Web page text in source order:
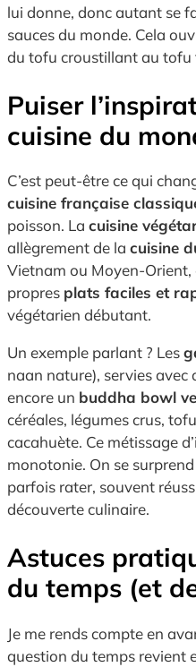
lui donne, donc autant se
sauces du monde. Cela
du tofu croustillant au tofu
Puiser
cuisine du
C’est peut-être ce qui
cuisine française
poisson. La cuisine
allègrement de la cuisine
Vietnam ou Moyen-Orient,
propres plats faciles et
végétarien débutant.
Un exemple parlant ? Les
naan nature), servies avec
encore un buddha bowl
céréales, légumes crus,
cacahuète. Ce métissage
monotonie. On se
parfois rater, souvent
découverte culinaire.
Astuces
du temps (et
Je me rends compte en
question du temps revient